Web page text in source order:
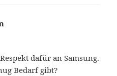
dafür an Samsung.
Bedarf gibt?